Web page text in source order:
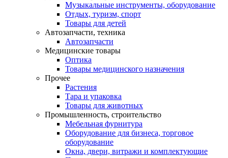
Музыкальные инструменты, оборудование
Отдых, туризм, спорт
Товары для детей
Автозапчасти, техника
Автозапчасти
Медицинские товары
Оптика
Товары медицинского назначения
Прочее
Растения
Тара и упаковка
Товары для животных
Промышленность, строительство
Мебельная фурнитура
Оборудование для бизнеса, торговое
оборудование
Окна, двери, витражи и комплектующие